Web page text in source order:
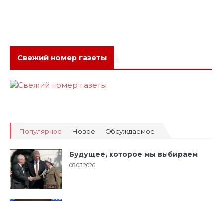
Свежий номер газеты
Популярное Новое Обсуждаемое
Будущее, которое мы выбираем
08.03.2026